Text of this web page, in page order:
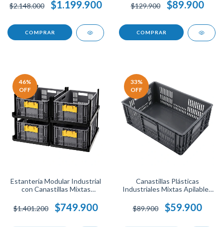
Organizador de Bodega y
Almacenamiento.
$2.148.000 $1.199.900
COMPRAR
para Logística y
Almacenamiento.
$129.900 $89.900
COMPRAR
46%
OFF
Estantería Modular Industrial
con Canastillas Mixtas
Negocio, Taller u Hogar.
$1.401.200 $749.900
33%
OFF
Canastillas Plásticas
Industriales Mixtas Apilables
Negocio o Taller.
$89.900 $59.900